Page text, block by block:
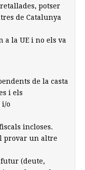
potser
de Catalunya
a la UE i no els va
de la casta
i els
i/o
incloses.
provar un altre
(deute,